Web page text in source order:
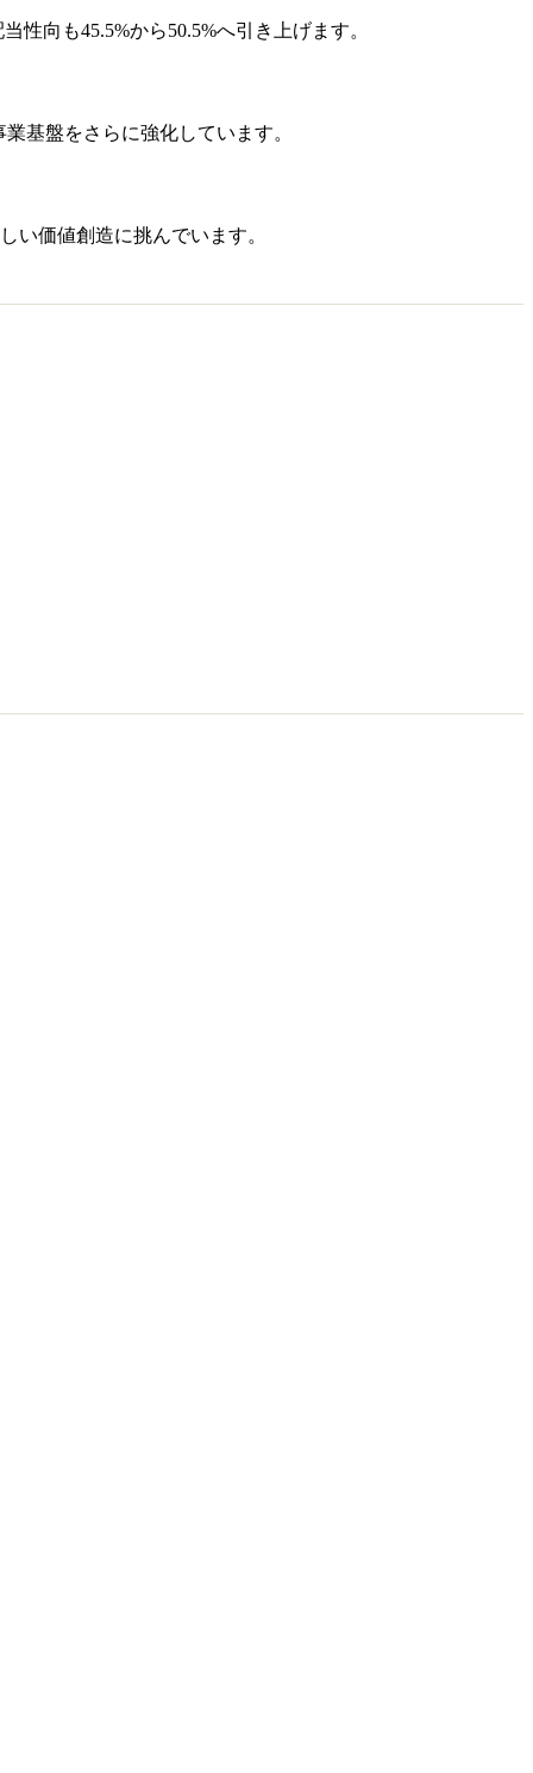
性向も45.5%から50.5%へ引き上げます。
基盤をさらに強化しています。
い価値創造に挑んでいます。